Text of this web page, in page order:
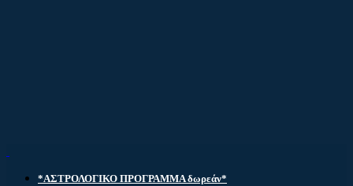
*ΑΣΤΡΟΛΟΓΙΚΟ ΠΡΟΓΡΑΜΜΑ δωρεάν*